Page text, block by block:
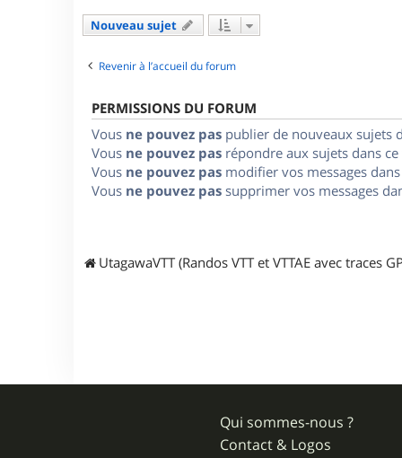
Nouveau sujet
Revenir à l’accueil du forum
PERMISSIONS DU FORUM
Vous ne pouvez pas publier de nouveaux sujets
Vous ne pouvez pas répondre aux sujets dans
Vous ne pouvez pas modifier vos messages
Vous ne pouvez pas supprimer vos messages
UtagawaVTT (Randos VTT et VTTAE avec traces
Qui sommes-nous ?
Contact & Logos